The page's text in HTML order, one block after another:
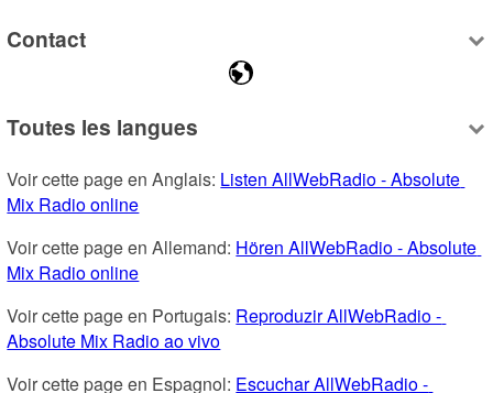
Contact
Toutes les langues
Voir cette page en Anglais: Listen AllWebRadio - Absolute
Mix Radio online
Voir cette page en Allemand: Hören AllWebRadio - Absolute
Mix Radio online
Voir cette page en Portugais: Reproduzir AllWebRadio -
Absolute Mix Radio ao vivo
Voir cette page en Espagnol: Escuchar AllWebRadio -